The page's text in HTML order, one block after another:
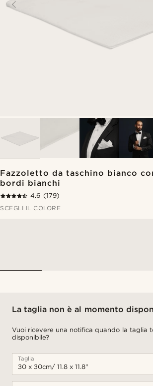
Fazzoletto da taschino bianco
bordi bianchi
4.6 (179)
SCEGLI IL COLORE
La taglia non è al momento
Vuoi ricevere una notifica quando la taglia
disponibile?
Taglia